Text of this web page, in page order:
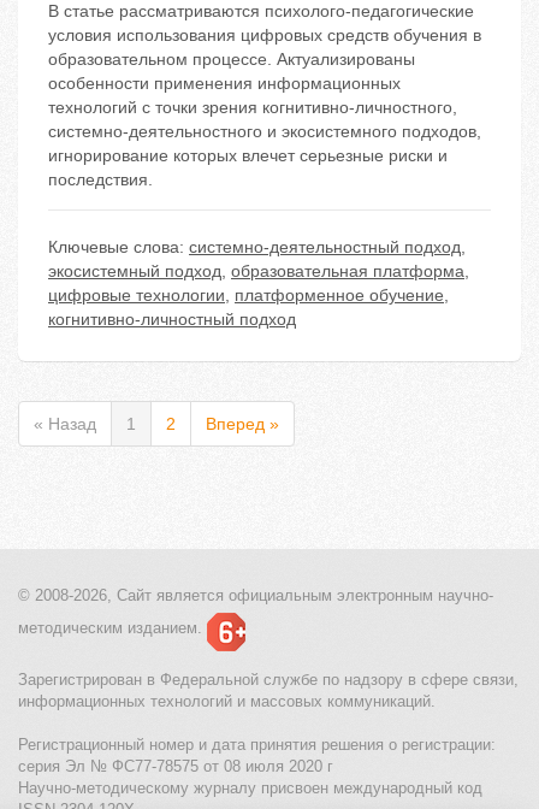
В статье рассматриваются психолого-педагогические
условия использования цифровых средств обучения в
образовательном процессе. Актуализированы
особенности применения информационных
технологий с точки зрения когнитивно-личностного,
системно-деятельностного и экосистемного подходов,
игнорирование которых влечет серьезные риски и
последствия.
Ключевые слова: системно-деятельностный подход,
экосистемный подход, образовательная платформа,
цифровые технологии, платформенное обучение,
когнитивно-личностный подход
« Назад 1 2 Вперед »
© 2008-2026, Сайт является официальным электронным научно-
методическим изданием.
Зарегистрирован в Федеральной службе по надзору в сфере связи,
информационных технологий и массовых коммуникаций.
Регистрационный номер и дата принятия решения о регистрации:
серия Эл № ФС77-78575 от 08 июля 2020 г
Научно-методическому журналу присвоен международный код